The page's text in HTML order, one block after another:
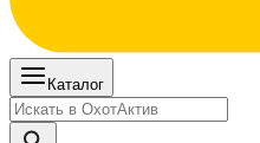
Каталог